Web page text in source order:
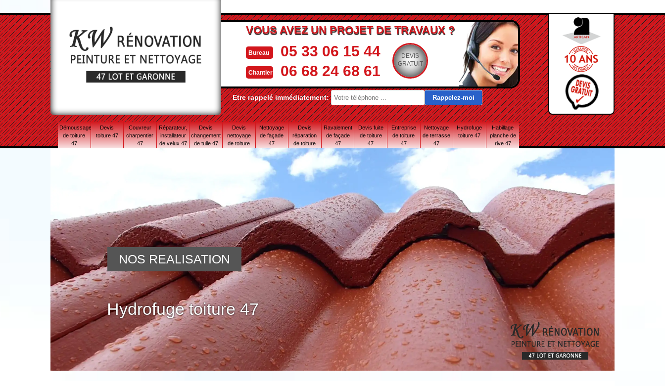
VOUS AVEZ UN PROJET DE TRAVAUX ?
Bureau 05 33 06 15 44
Chantier 06 68 24 68 61
DEVIS
GRATUIT
Etre rappelé immédiatement:
Démoussage
de toiture
47
Devis
toiture 47
Couvreur
charpentier
47
Réparateur,
installateur
de velux 47
Devis
changement
de tuile 47
Devis
nettoyage
de toiture
Nettoyage
de façade
47
Devis
réparation
de toiture
47 Lot-et-
Garonne
Ravalement
de façade
47
Devis fuite
de toiture
47
Entreprise
de toiture
47
Nettoyage
de terrasse
47
Hydrofuge
toiture 47
Habillage
planche de
rive 47
Hydrofuge toiture 47
NOS REALISATION